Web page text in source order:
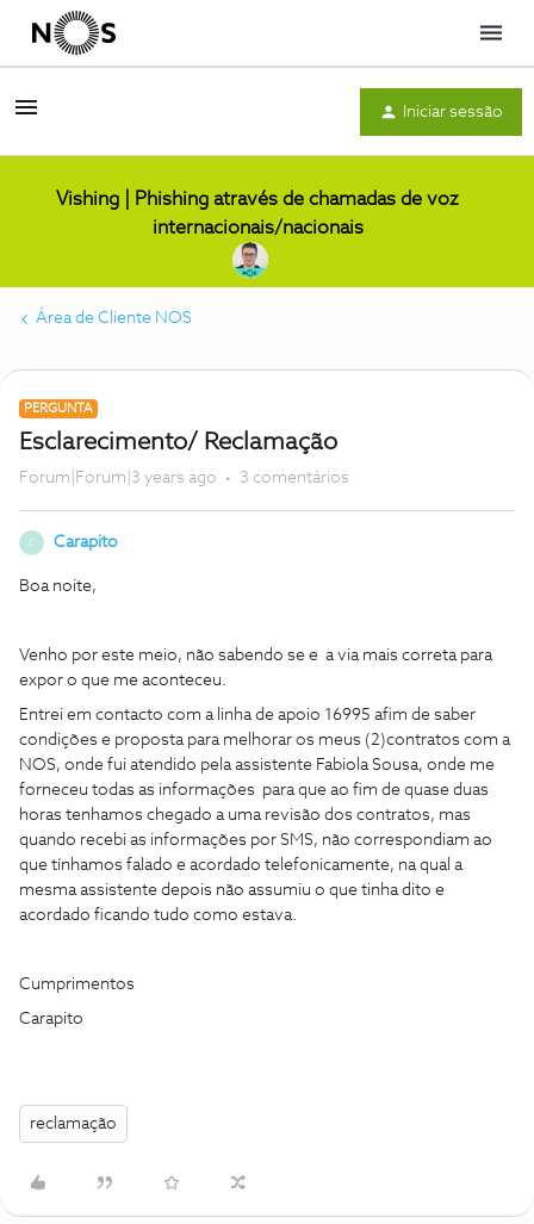
Menu
Iniciar sessão
Vishing | Phishing através de chamadas de voz
internacionais/nacionais
Área de Cliente NOS
PERGUNTA
Esclarecimento/ Reclamação
Forum|Forum|3 years ago 3 comentários
C Carapito
Boa noite,
Venho por este meio, não sabendo se e a via mais correta para
expor o que me aconteceu.
Entrei em contacto com a linha de apoio 16995 afim de saber
condições e proposta para melhorar os meus (2)contratos com a
NOS, onde fui atendido pela assistente Fabiola Sousa, onde me
forneceu todas as informações para que ao fim de quase duas
horas tenhamos chegado a uma revisão dos contratos, mas
quando recebi as informações por SMS, não correspondiam ao
que tínhamos falado e acordado telefonicamente, na qual a
mesma assistente depois não assumiu o que tinha dito e
acordado ficando tudo como estava.
Cumprimentos
Carapito
reclamação